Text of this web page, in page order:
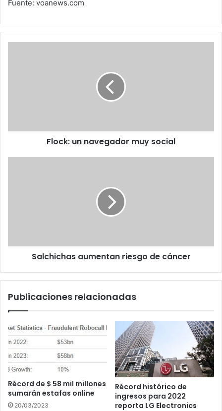
Fuente: voanews.com
Flock: un navegador muy social
Salchichas aumentan riesgo de cáncer
Publicaciones relacionadas
Récord de $ 58 mil millones
sumarán estafas online
20/03/2023
Récord histórico de
ingresos para 2022
reporta LG Electronics